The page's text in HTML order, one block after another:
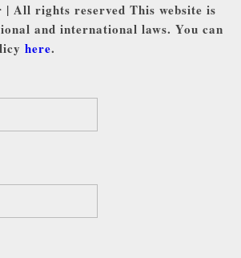
All rights reserved This website is
and international laws. You can
here.